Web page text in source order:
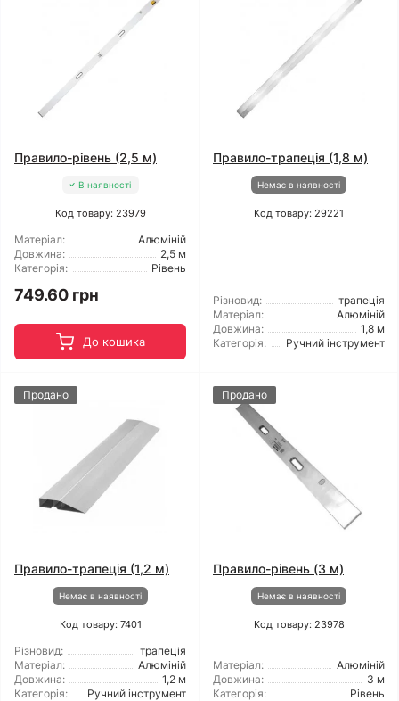
Правило-рівень (2,5 м)
В наявності
Код товару: 23979
Матеріал:
Алюміній
Довжина:
2,5 м
Категорія:
Рівень
749.60 грн
До кошика
Правило-трапеція (1,8 м)
Немає в наявності
Код товару: 29221
Різновид:
трапеція
Матеріал:
Алюміній
Довжина:
1,8 м
Категорія:
Ручний інструмент
Продано
Правило-трапеція (1,2 м)
Немає в наявності
Код товару: 7401
Різновид:
трапеція
Матеріал:
Алюміній
Довжина:
1,2 м
Категорія:
Ручний інструмент
Продано
Правило-рівень (3 м)
Немає в наявності
Код товару: 23978
Матеріал:
Алюміній
Довжина:
3 м
Категорія:
Рівень